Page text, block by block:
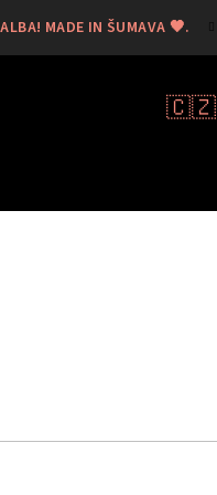
MADE IN ŠUMAVA 🖤.
🇨🇿